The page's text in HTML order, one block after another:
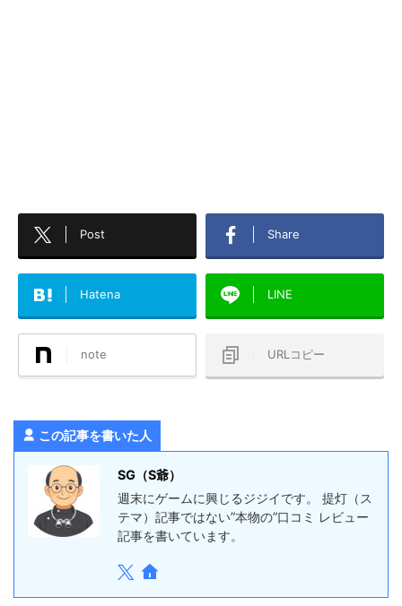
Post Share
Hatena LINE
note URLコピー
この記事を書いた人
SG（S爺）
週末にゲームに興じるジジイです。 提灯（ス
テマ）記事ではない”本物の”口コミ レビュー
記事を書いています。